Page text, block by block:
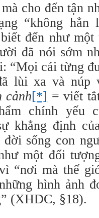
cho đến tận
“không hẳn
đến như một
đã nói sớm
“Mọi cái từng
lùi xa và núp
cảnh[*] = viết
chính yếu
khẳng định
sống con
một đối
“nơi mà thế
hình ảnh
(XHDC, §18).